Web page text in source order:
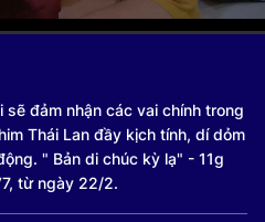
sẽ đảm nhận các vai chính trong
Thái Lan đầy kịch tính, dí dỏm
" Bản di chúc kỳ lạ" - 11g
từ ngày 22/2.